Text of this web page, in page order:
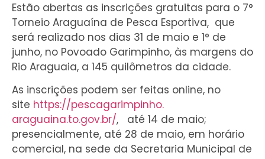
Estão abertas as inscrições gratuitas para o 7°
Torneio Araguaína de Pesca Esportiva, que
será realizado nos dias 31 de maio e 1° de
junho, no Povoado Garimpinho, às margens do
Rio Araguaia, a 145 quilômetros da cidade.
As inscrições podem ser feitas online, no
site https://pescagarimpinho.
araguaina.to.gov.br/, até 14 de maio;
presencialmente, até 28 de maio, em horário
comercial, na sede da Secretaria Municipal de